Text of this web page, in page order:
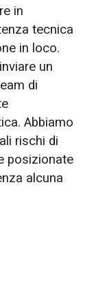
in
tecnica
in loco.
un
di
Abbiamo
rischi di
posizionate
alcuna